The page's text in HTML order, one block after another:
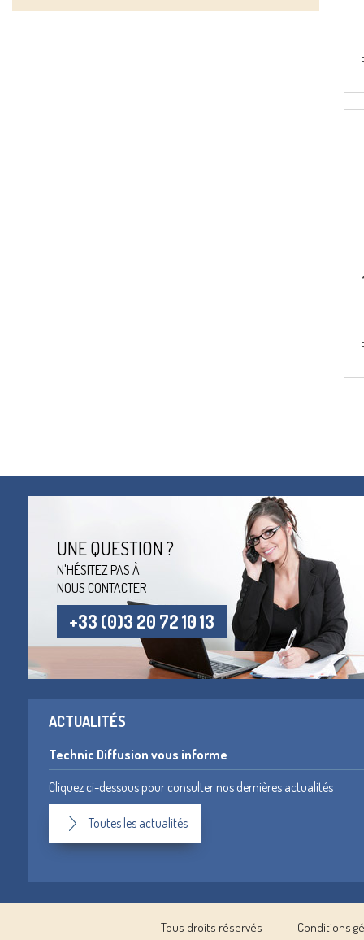
UNE QUESTION ?
N'HÉSITEZ PAS À
NOUS CONTACTER
+33 (0)3 20 72 10 13
ACTUALITÉS
Technic Diffusion vous informe
Cliquez ci-dessous pour consulter nos dernières actualités
Toutes les actualités
Tous droits réservés Conditions